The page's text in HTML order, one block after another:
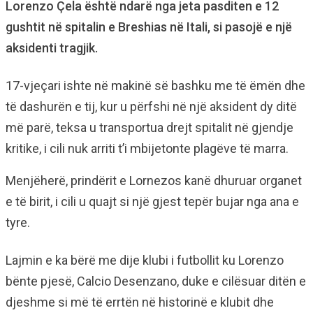
Lorenzo Çela është ndarë nga jeta pasditen e 12
gushtit në spitalin e Breshias në Itali, si pasojë e një
aksidenti tragjik.
17-vjeçari ishte në makinë së bashku me të ëmën dhe
të dashurën e tij, kur u përfshi në një aksident dy ditë
më parë, teksa u transportua drejt spitalit në gjendje
kritike, i cili nuk arriti t’i mbijetonte plagëve të marra.
Menjëherë, prindërit e Lornezos kanë dhuruar organet
e të birit, i cili u quajt si një gjest tepër bujar nga ana e
tyre.
Lajmin e ka bërë me dije klubi i futbollit ku Lorenzo
bënte pjesë, Calcio Desenzano, duke e cilësuar ditën e
djeshme si më të errtën në historinë e klubit dhe